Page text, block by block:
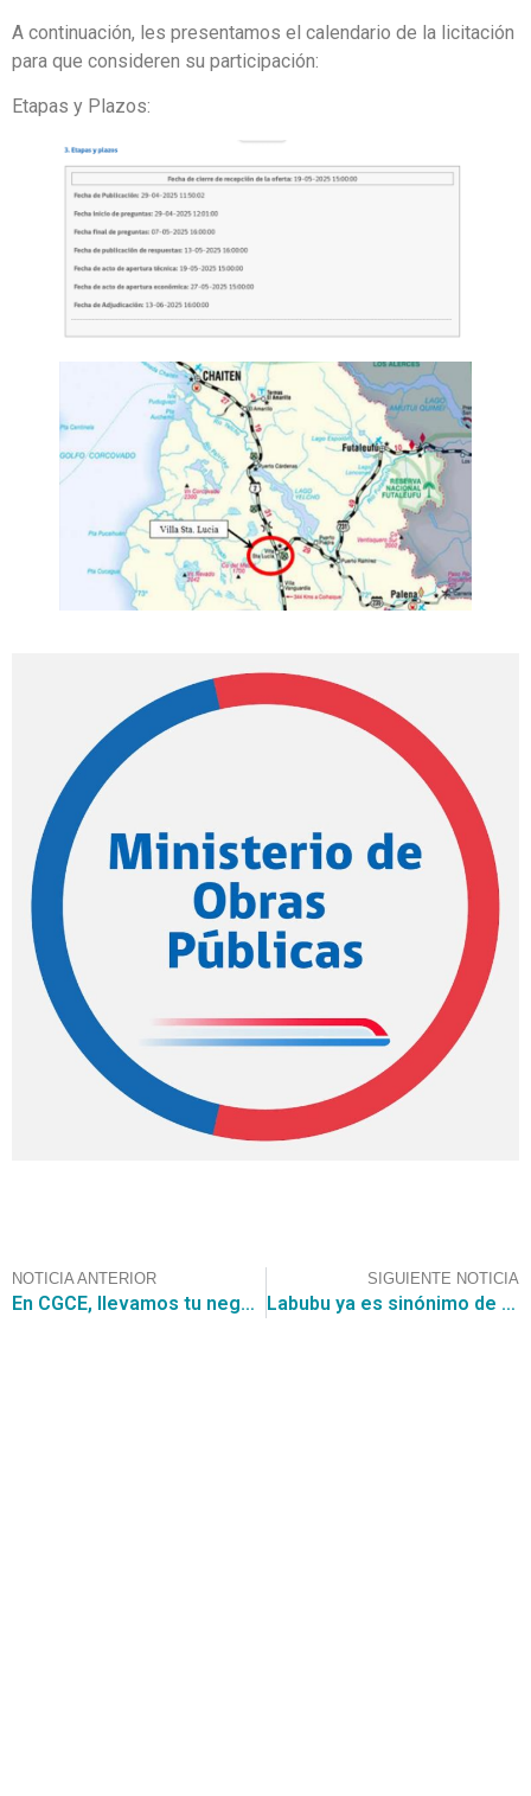
A continuación, les presentamos el calendario de la licitación
para que consideren su participación:
Etapas y Plazos:
NOTICIA ANTERIOR
En CGCE, llevamos tu negocio al siguiente nivel postula con nosotros a los Convenios Marco y podrás participar de las Grandes Compras, tales como la recientemente encontrada para la “ADQUISICION DE 320 LICENCIAS OFFICE” para la I. MUNICIPALIDAD DE LA FLORIDA, por USD 68.528,77.-
SIGUIENTE NOTICIA
Labubu ya es sinónimo de monería y tendencia: claves del éxito viral de estos monstruitos peludos